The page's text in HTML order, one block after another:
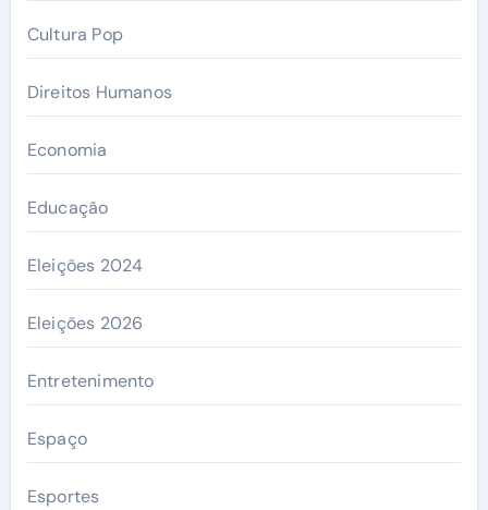
Cultura Pop
Direitos Humanos
Economia
Educação
Eleições 2024
Eleições 2026
Entretenimento
Espaço
Esportes